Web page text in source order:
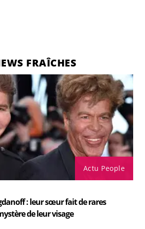
FRAÎCHES
Actu People
: leur sœur fait de rares
de leur visage